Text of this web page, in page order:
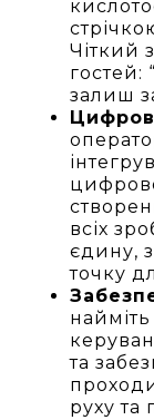
Чіткий
гостей:
залиш
всіх
єдину,
точку
та
руху та